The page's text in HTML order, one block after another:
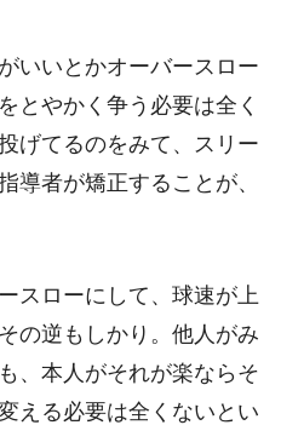
いいとかオーバースロー
とやかく争う必要は全く
げてるのをみて、スリー
導者が矯正することが、
スローにして、球速が上
の逆もしかり。他人がみ
、本人がそれが楽ならそ
える必要は全くないとい